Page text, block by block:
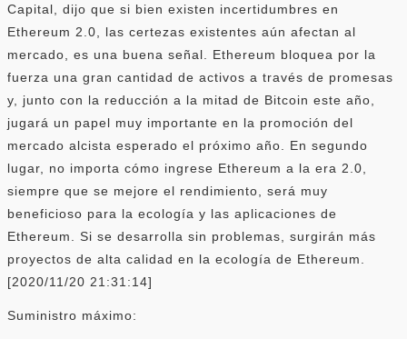
Capital, dijo que si bien existen incertidumbres en
Ethereum 2.0, las certezas existentes aún afectan al
mercado, es una buena señal. Ethereum bloquea por la
fuerza una gran cantidad de activos a través de promesas
y, junto con la reducción a la mitad de Bitcoin este año,
jugará un papel muy importante en la promoción del
mercado alcista esperado el próximo año. En segundo
lugar, no importa cómo ingrese Ethereum a la era 2.0,
siempre que se mejore el rendimiento, será muy
beneficioso para la ecología y las aplicaciones de
Ethereum. Si se desarrolla sin problemas, surgirán más
proyectos de alta calidad en la ecología de Ethereum.
[2020/11/20 21:31:14]
Suministro máximo: